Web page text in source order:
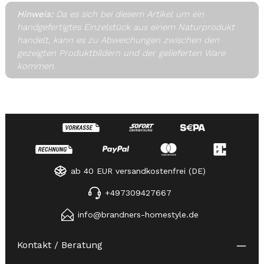
Hinweis: Da es sich bei diesem Artikel um ein
handgefertigtes Einzelstück aus einem Naturprodukt
handelt, kann es zu Abweichungen zwischen den
gezeigten Produktbildern und der gelieferten Ware
kommen.
ab 40 EUR versandkostenfrei (DE)
+497309427667
info@brandners-homestyle.de
Kontakt / Beratung